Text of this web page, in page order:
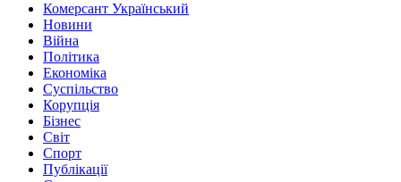
Комерсант Український
Новини
Війна
Політика
Економіка
Суспільство
Корупція
Бізнес
Світ
Спорт
Публікації